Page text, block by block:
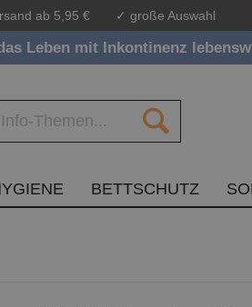
ab 5,95 € ✓ große Auswahl
Leben mit Inkontinenz
BETTSCHUTZ